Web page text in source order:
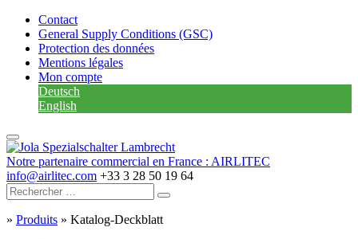
Contact
General Supply Conditions (GSC)
Protection des données
Mentions légales
Mon compte
Deutsch
English
Notre partenaire commercial en France : AIRLITEC
info@airlitec.com +33 3 28 50 19 64
» Produits » Katalog-Deckblatt